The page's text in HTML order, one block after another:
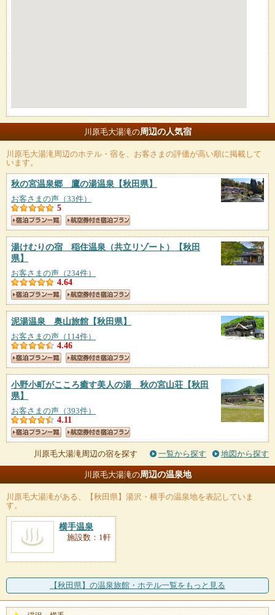
川原毛大湯滝の周辺の人気宿
川原毛大湯滝周辺のホテル・宿を、お客さまの評価が高い順に掲載して
います。
秋の宮温泉郷 鷹の湯温泉 【秋田県】
お客さまの声（33件）
5
湯けむりの宿 稲住温泉（共立リゾート）
【秋田
県】
お客さまの声（234件）
4.64
泥湯温泉 奥山旅館 【秋田県】
お客さまの声（114件）
4.46
小野小町がこころ癒す美人の湯 秋の宮山荘 【秋田
県】
お客さまの声（393件）
4.11
川原毛大湯滝周辺の宿を探す 一覧から探す 地図から探す
川原毛大湯滝の周辺の温泉地
川原毛大湯滝がある、【秋田県】湯沢・横手の温泉地を表記していま
す。
横手温泉
施設数：1軒
【秋田県】の温泉旅館・ホテル一覧をもっと見る